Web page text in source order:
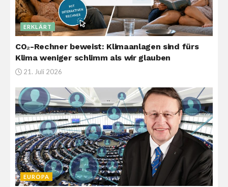
ERKLÄRT
CO₂-Rechner beweist: Klimaanlagen sind fürs
Klima weniger schlimm als wir glauben
21. Juli 2026
EUROPA